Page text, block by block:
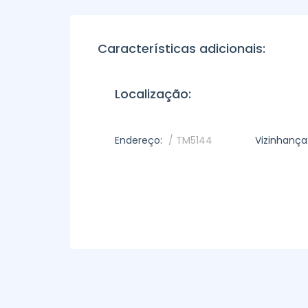
Características adicionais:
Localização:
Endereço: / TM5144